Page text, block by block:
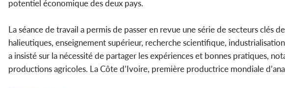
potentiel économique des deux pays.
La séance de travail a permis de passer en revue une série de secteurs clés
halieutiques, enseignement supérieur, recherche scientifique,
a insisté sur la nécessité de partager les expériences et bonnes pratiques,
productions agricoles. La Côte d’Ivoire, première productrice mondiale